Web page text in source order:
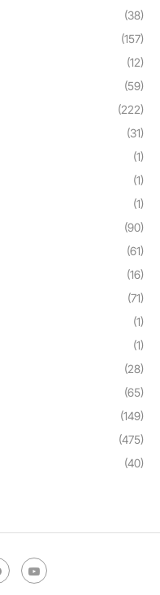
(38)
(157)
(12)
(59)
(222)
(31)
(1)
(1)
(1)
(90)
(61)
(16)
(71)
(1)
(1)
(28)
(65)
(149)
(475)
(40)